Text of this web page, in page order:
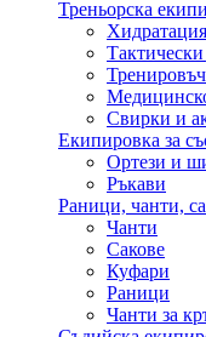
Треньорска
Хидратация
Свирки и
Екипировка за
Ортези и
Ръкави
Раници, чанти,
Чанти
Сакове
Куфари
Раници
Чанти за